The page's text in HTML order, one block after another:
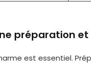
préparation
est essentiel.